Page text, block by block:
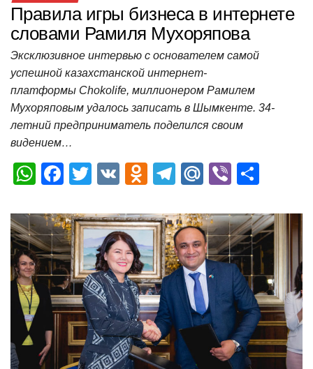
Правила игры бизнеса в интернете
словами Рамиля Мухоряпова
Эксклюзивное интервью с основателем самой
успешной казахстанской интернет-
платформы Chokolife, миллионером Рамилем
Мухоряповым удалось записать в Шымкенте. 34-
летний предприниматель поделился своим
видением…
W
at
s
A
p
p
F
c
e
b
o
o
k
T
tt
er
V
O
n
o
kl
a
ss
ni
ki
T
e
gr
a
m
M
.R
u
Vi
er п
р
а
в
и
т
ь